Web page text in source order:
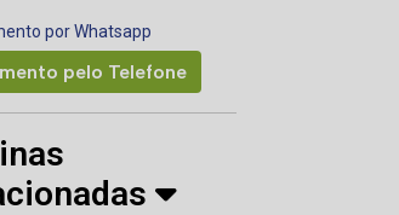
por Whatsapp
pelo Telefone